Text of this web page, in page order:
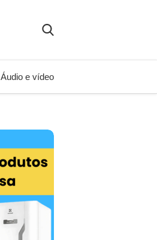
Áudio e vídeo